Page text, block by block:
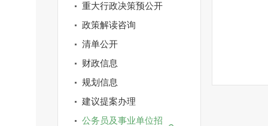
重大行政决策预公开
政策解读咨询
清单公开
财政信息
规划信息
建议提案办理
公务员及事业单位招